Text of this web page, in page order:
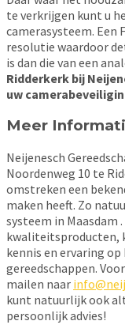
te verkrijgen kunt u
camerasysteem. Een
resolutie waardoor
is dan die van een
Ridderkerk bij
uw
Meer
Neijenesch
Noordenweg 10 te
omstreken een
maken heeft. Zo
systeem in Maasdam
kwaliteitsproducten,
kennis en ervaring
gereedschappen.
mailen naar
kunt natuurlijk ook
persoonlijk advies!